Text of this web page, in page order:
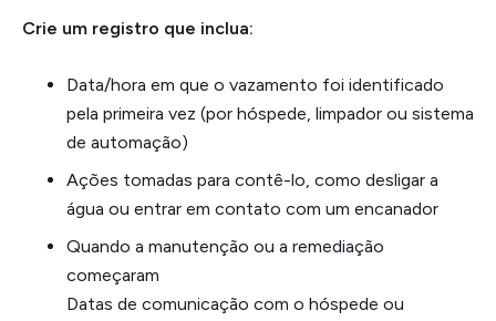
Crie um registro que inclua:
Data/hora em que o vazamento foi identificado
pela primeira vez (por hóspede, limpador ou sistema
de automação)
Ações tomadas para contê-lo, como desligar a
água ou entrar em contato com um encanador
Quando a manutenção ou a remediação
começaram
Datas de comunicação com o hóspede ou